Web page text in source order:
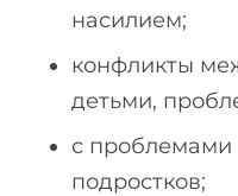
насилием;
конфликты
детьми,
с проблемами
подростков;